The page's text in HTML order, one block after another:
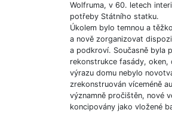
Wolfruma, v 60. letech
potřeby Státního statku.
Úkolem bylo temnou a
a nově zorganizovat
a podkroví. Současně byla
rekonstrukce fasády,
výrazu domu nebylo
zrekonstruován víceméně
významně pročištěn, nové
koncipovány jako vložené